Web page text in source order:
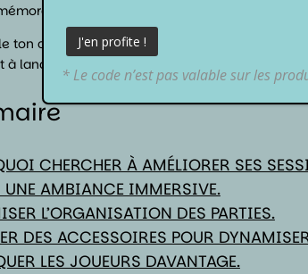
Et bien sûr, on te glissera quelques
ton casque de guerrier, aiguise ton crayon
à lancer ton dé de sagesse ? Allons-y ! 🎮✨
CHERCHER À AMÉLIORER SES
UNE AMBIANCE IMMERSIVE.
L’ORGANISATION DES PARTIES.
DES ACCESSOIRES POUR
LES JOUEURS DAVANTAGE.
* Le code n’est pas valable sur les